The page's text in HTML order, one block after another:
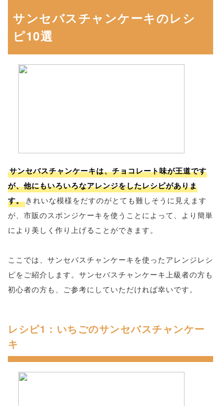
サンセバスチャンケーキのレシ
ピ10選
サンセバスチャンケーキは、チョコレート味が王道です
が、他にもいろいろなアレンジをしたレシピがありま
す。 きれいな模様をだすのがとても難しそうに見えます
が、市販のスポンジケーキを使うことによって、より簡単
により美しく作り上げることができます。
ここでは、サンセバスチャンケーキを使ったアレンジレシ
ピをご紹介します。サンセバスチャンケーキ上級者の方も
初心者の方も、ご参考にしていただければ幸いです。
レシピ1：いちごのサンセバスチャンケー
キ